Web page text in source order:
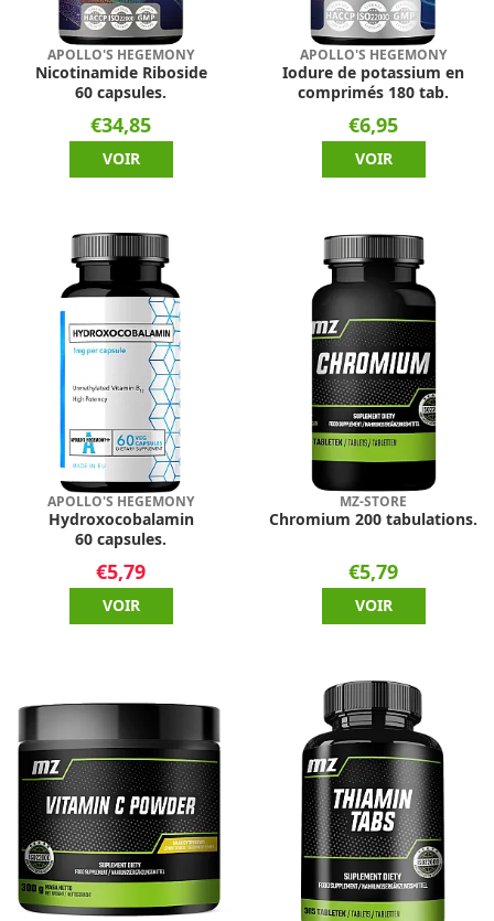
APOLLO'S HEGEMONY
Nicotinamide Riboside
60 capsules.
€34,85
VOIR
APOLLO'S HEGEMONY
Iodure de potassium en
comprimés 180 tab.
€6,95
VOIR
APOLLO'S HEGEMONY
Hydroxocobalamin
60 capsules.
€5,79
VOIR
MZ-STORE
Chromium 200 tabulations.
€5,79
VOIR